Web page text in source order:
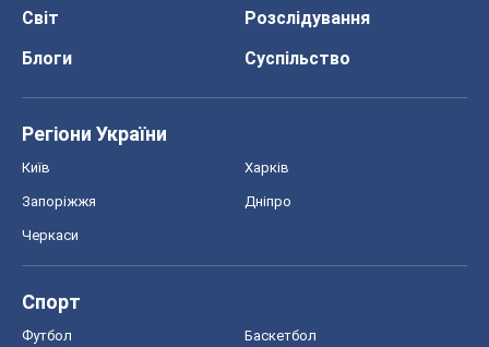
Світ
Розслідування
Блоги
Суспільство
Регіони України
Київ Харків
Запоріжжя Дніпро
Черкаси
Спорт
Футбол Баскетбол